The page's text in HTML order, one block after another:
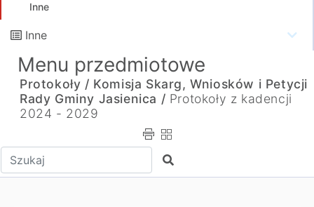
Inne
Inne
Menu przedmiotowe
Protokoły / Komisja Skarg, Wniosków i Petycji
Rady Gminy Jasienica / Protokoły z kadencji
2024 - 2029
Wpisz tekst do wyszukania Szukaj